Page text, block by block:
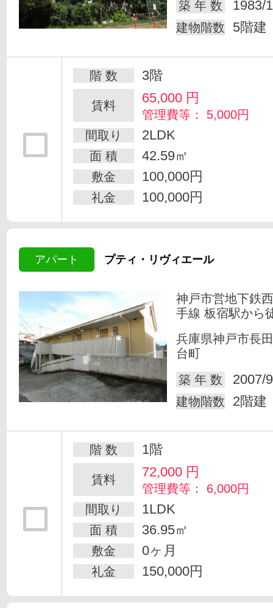
築 年 数
1983/
建物階数 5階建
階 数 3階
賃料 65,000 円
管理費等： 5,000円
間取り
2LDK
面 積 42.59㎡
敷金 100,000円
礼金 100,000円
アパート プティ・リヴィエール
神戸市営地下鉄
手線 板宿駅から
兵庫県神戸市長
台町
築 年 数
2007/
建物階数 2階建
階 数 1階
賃料 72,000 円
管理費等： 6,000円
間取り
1LDK
面 積 36.95㎡
敷金 0ヶ月
礼金 150,000円